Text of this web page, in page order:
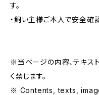
す。
・飼い主様ご本人で安全確
※当ページの内容、テキス
く禁じます。
※ Contents, texts,